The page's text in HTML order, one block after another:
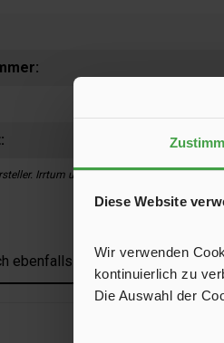
Diese Website
Wir verwenden
kontinuierlich zu
Die Auswahl der
Irrtum und Änderung vorbehalten.
ebenfalls angesehen